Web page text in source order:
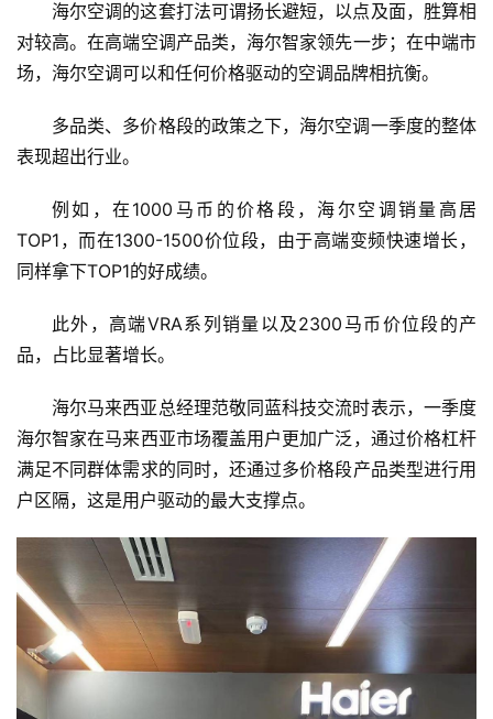
数
说
新
专
题
海尔空调的这套打法可谓扬长避短，以点及面，胜算相
对较高。在高端空调产品类，海尔智家领先一步；在中端市
场，海尔空调可以和任何价格驱动的空调品牌相抗衡。
多品类、多价格段的政策之下，海尔空调一季度的整体
表现超出行业。
例如，在1000马币的价格段，海尔空调销量高居
TOP1，而在1300-1500价位段，由于高端变频快速增长，
同样拿下TOP1的好成绩。
此外，高端VRA系列销量以及2300马币价位段的产
品，占比显著增长。
海尔马来西亚总经理范敬同蓝科技交流时表示，一季度
海尔智家在马来西亚市场覆盖用户更加广泛，通过价格杠杆
满足不同群体需求的同时，还通过多价格段产品类型进行用
户区隔，这是用户驱动的最大支撑点。